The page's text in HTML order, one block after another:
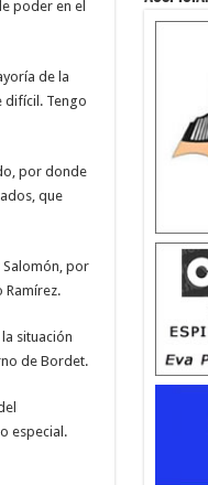
poder en el
de la
difícil. Tengo
por donde
que
Salomón, por
Ramírez.
situación
de Bordet.
especial.